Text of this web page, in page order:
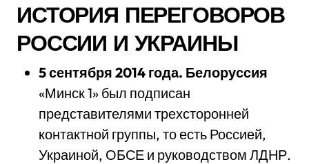
ИСТОРИЯ ПЕРЕГОВОРОВ
РОССИИ И УКРАИНЫ
5сентября 2014 года. Белоруссия
«Минск 1» был подписан
представителями трехсторонней
контактной группы, то есть Россией,
Украиной, ОБСЕ и руководством ЛДНР.